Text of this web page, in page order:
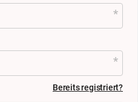
Bereits registriert?